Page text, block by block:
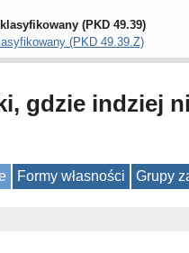
(PKD 49.39)
(PKD 49.39.Z)
gdzie indziej
Formy własności Grupy